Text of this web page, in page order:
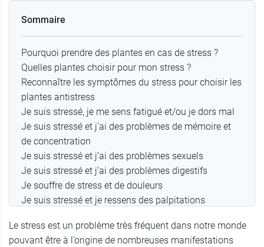
Sommaire
Pourquoi prendre des plantes en cas de stress ?
Quelles plantes choisir pour mon stress ?
Reconnaître les symptômes du stress pour choisir les
plantes antistress
Je suis stressé, je me sens fatigué et/ou je dors mal
Je suis stressé et j’ai des problèmes de mémoire et
de concentration
Je suis stressé et j’ai des problèmes sexuels
Je suis stressé et j’ai des problèmes digestifs
Je souffre de stress et de douleurs
Je suis stressé et je ressens des palpitations
Les plantes reminéralisantes en cas de stress
Le stress est un problème très fréquent dans notre monde
pouvant être à l’origine de nombreuses manifestations